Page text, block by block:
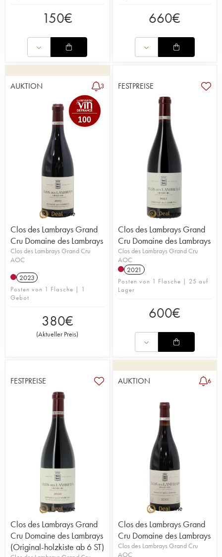
150€ 660€
AUKTION 3
100
Clos des Lambrays Grand
Cru Domaine des Lambrays
Clos des Lambrays Grand Cru
AOC
2023
Posten von 1 Flasche | 1
Gebot
380€
(Aktueller Preis)
FESTPREISE
Clos des Lambrays Grand
Cru Domaine des Lambrays
Clos des Lambrays Grand Cru
AOC
2021
Posten von 1 Flasche | 25 auf
Lager
600€
FESTPREISE
Clos des Lambrays Grand
Cru Domaine des Lambrays
(Original-holzkiste ab 6 ST)
AUKTION 6
Clos des Lambrays Grand
Cru Domaine des Lambrays
Clos des Lambrays Grand Cru
AOC